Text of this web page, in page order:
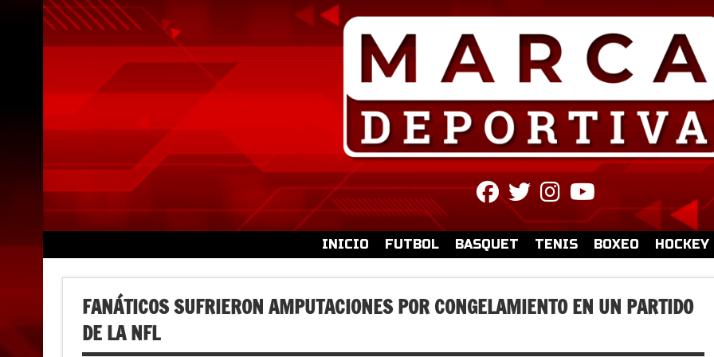
fab
fa-
facebook
fab
fa-
twitter
fab
fa-
instagram
fa-
youtube
INICIO FUTBOL BASQUET TENIS BOXEO HOCKEY
FANÁTICOS SUFRIERON AMPUTACIONES POR CONGELAMIENTO EN UN PARTIDO
DE LA NFL